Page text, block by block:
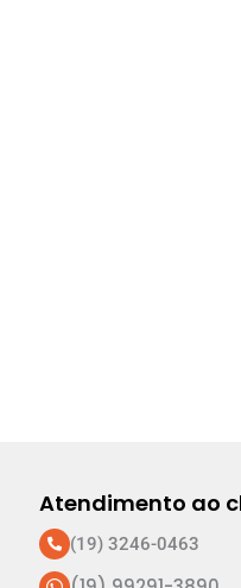
Atendimento ao
(19) 3246-0463